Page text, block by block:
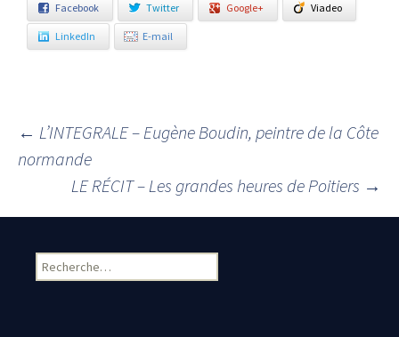
Facebook Twitter Google+ Viadeo
LinkedIn E-mail
Navigation des articles
← L’INTEGRALE – Eugène Boudin, peintre de la Côte
normande
LE RÉCIT – Les grandes heures de Poitiers →
Rechercher :